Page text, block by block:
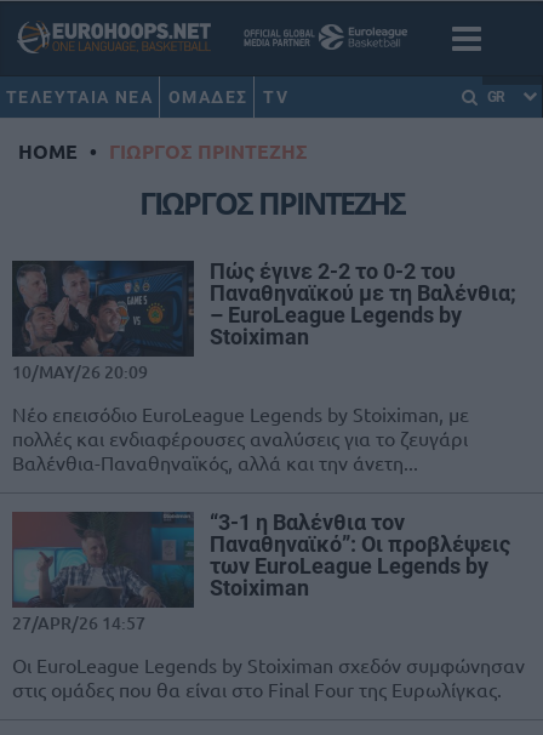
ΤΕΛΕΥΤΑΙΑ ΝΕΑ ΟΜΑΔΕΣ TV GR
HOME • ΓΙΩΡΓΟΣ ΠΡΙΝΤΕΖΗΣ
ΓΙΩΡΓΟΣ ΠΡΙΝΤΕΖΗΣ
Πώς έγινε 2-2 το 0-2 του
Παναθηναϊκού με τη Βαλένθια;
– EuroLeague Legends by
Stoiximan
10/MAY/26 20:09
Νέο επεισόδιο EuroLeague Legends by Stoiximan, με
πολλές και ενδιαφέρουσες αναλύσεις για το ζευγάρι
Βαλένθια-Παναθηναϊκός, αλλά και την άνετη...
“3-1 η Βαλένθια τον
Παναθηναϊκό”: Οι προβλέψεις
των EuroLeague Legends by
Stoiximan
27/APR/26 14:57
Οι EuroLeague Legends by Stoiximan σχεδόν συμφώνησαν
στις ομάδες που θα είναι στο Final Four της Ευρωλίγκας.